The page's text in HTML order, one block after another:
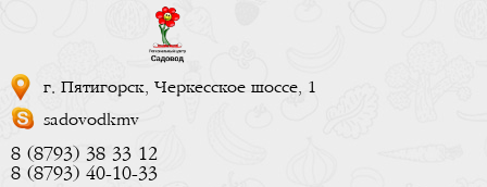
г. Пятигорск, Черкесское шоссе, 1
sadovodkmv
8 (8793) 38 33 12
8 (8793) 40-10-33